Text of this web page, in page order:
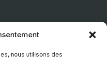
nous utilisons des